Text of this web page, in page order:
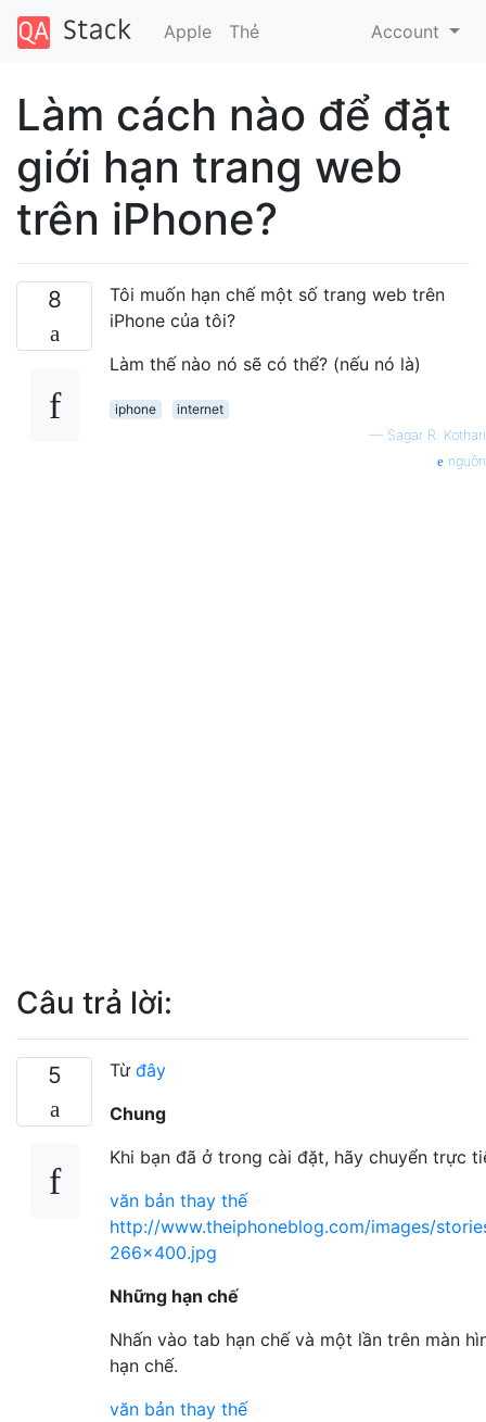
Apple Thẻ Account
Làm cách nào để đặt
giới hạn trang web
trên iPhone?
8
Tôi muốn hạn chế một số trang web trên
iPhone của tôi?
Làm thế nào nó sẽ có thể? (nếu nó là)
iphone
internet
— Sagar R. Kothari
nguồn
Câu trả lời:
5 Từ đây
Chung
Khi bạn đã ở trong cài đặt, hãy chuyển trực
văn bản thay thế
http://www.theiphoneblog.com/images/
266x400.jpg
Những hạn chế
Nhấn vào tab hạn chế và một lần trên màn
hạn chế.
văn bản thay thế